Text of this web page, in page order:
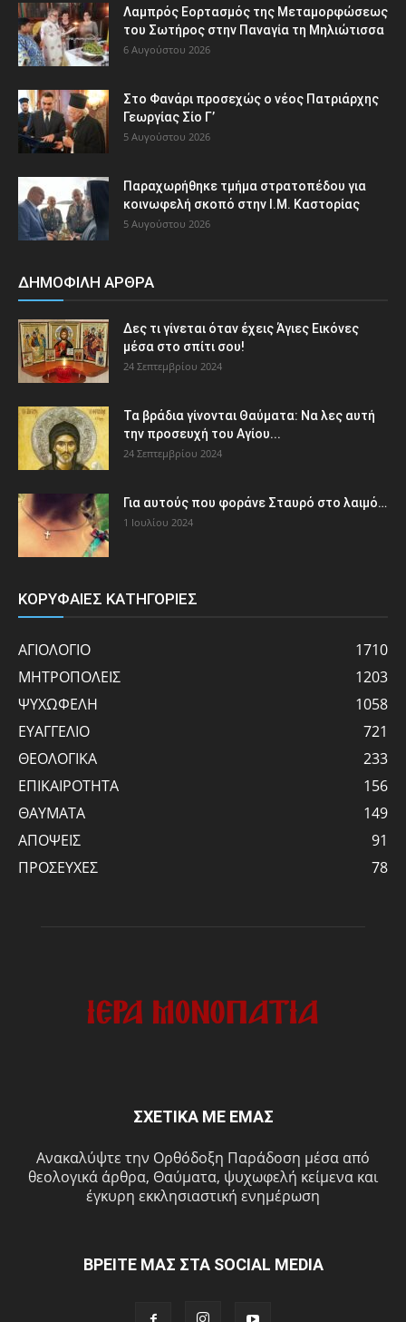
Λαμπρός Εορτασμός της Μεταμορφώσεως
του Σωτήρος στην Παναγία τη Μηλιώτισσα
6 Αυγούστου 2026
Στο Φανάρι προσεχώς ο νέος Πατριάρχης
Γεωργίας Σίο Γ’
5 Αυγούστου 2026
Παραχωρήθηκε τμήμα στρατοπέδου για
κοινωφελή σκοπό στην Ι.Μ. Καστορίας
5 Αυγούστου 2026
ΔΗΜΟΦΙΛΗ ΑΡΘΡΑ
Δες τι γίνεται όταν έχεις Άγιες Εικόνες
μέσα στο σπίτι σου!
24 Σεπτεμβρίου 2024
Τα βράδια γίνονται Θαύματα: Να λες αυτή
την προσευχή του Αγίου...
24 Σεπτεμβρίου 2024
Για αυτούς που φοράνε Σταυρό στο λαιμό…
1 Ιουλίου 2024
ΚΟΡΥΦΑΙΕΣ ΚΑΤΗΓΟΡΙΕΣ
ΑΓΙΟΛΟΓΙΟ
1710
ΜΗΤΡΟΠΟΛΕΙΣ
1203
ΨΥΧΩΦΕΛΗ
1058
ΕΥΑΓΓΕΛΙΟ
721
ΘΕΟΛΟΓΙΚΑ
233
ΕΠΙΚΑΙΡΟΤΗΤΑ
156
ΘΑΥΜΑΤΑ
149
ΑΠΟΨΕΙΣ
91
ΠΡΟΣΕΥΧΕΣ
78
ΣΧΕΤΙΚΑ ΜΕ ΕΜΑΣ
Ανακαλύψτε την Ορθόδοξη Παράδοση μέσα από
θεολογικά άρθρα, Θαύματα, ψυχωφελή κείμενα και
έγκυρη εκκλησιαστική ενημέρωση
ΒΡΕΙΤΕ ΜΑΣ ΣΤΑ SOCIAL MEDIA